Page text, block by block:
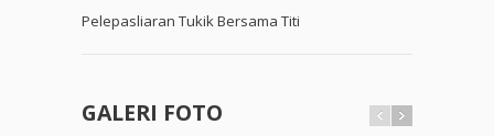
Pelepasliaran Tukik Bersama Titi
GALERI FOTO